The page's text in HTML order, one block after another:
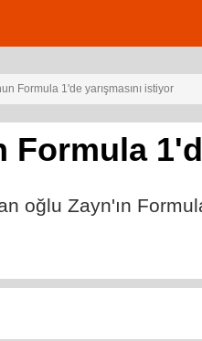
Formula 1'de yarışmasını istiyor
Zayn'ın